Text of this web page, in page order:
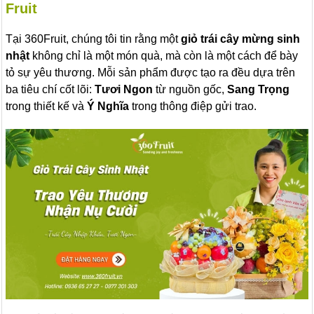
Fruit
Tại 360Fruit, chúng tôi tin rằng mộtgiỏ trái cây mừng sinh
nhật không chỉ là một món quà, mà còn là một cách để bày
tỏ sự yêu thương. Mỗi sản phẩm được tạo ra đều dựa trên
ba tiêu chí cốt lõi: Tươi Ngon từ nguồn gốc, Sang Trọng
trong thiết kế và Ý Nghĩa trong thông điệp gửi trao.